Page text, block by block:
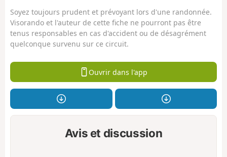
Soyez toujours prudent et prévoyant lors d'une randonnée.
Visorando et l'auteur de cette fiche ne pourront pas être
tenus responsables en cas d'accident ou de désagrément
quelconque survenu sur ce circuit.
Ouvrir dans l'app
Avis et discussion